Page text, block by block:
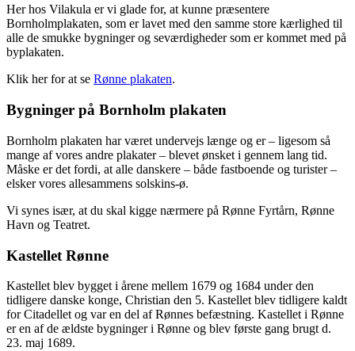
Her hos Vilakula er vi glade for, at kunne præsentere
Bornholmplakaten, som er lavet med den samme store kærlighed til
alle de smukke bygninger og seværdigheder som er kommet med på
byplakaten.
Klik her for at se Rønne plakaten.
Bygninger på Bornholm plakaten
Bornholm plakaten har været undervejs længe og er – ligesom så
mange af vores andre plakater – blevet ønsket i gennem lang tid.
Måske er det fordi, at alle danskere – både fastboende og turister –
elsker vores allesammens solskins-ø.
Vi synes især, at du skal kigge nærmere på Rønne Fyrtårn, Rønne
Havn og Teatret.
Kastellet Rønne
Kastellet blev bygget i årene mellem 1679 og 1684 under den
tidligere danske konge, Christian den 5. Kastellet blev tidligere kaldt
for Citadellet og var en del af Rønnes befæstning. Kastellet i Rønne
er en af de ældste bygninger i Rønne og blev første gang brugt d.
23. maj 1689.